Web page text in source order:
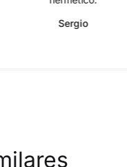
Sergio